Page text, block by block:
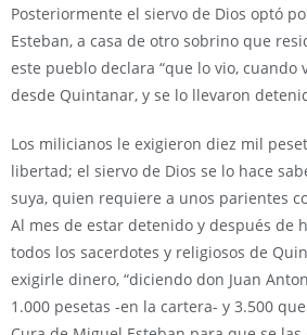
Posteriormente el siervo de Dios optó
Esteban, a casa de otro sobrino que
este pueblo declara “que lo vio, cuando
desde Quintanar, y se lo llevaron
Los milicianos le exigieron diez mil
libertad; el siervo de Dios se lo hace
suya, quien requiere a unos parientes
Al mes de estar detenido y después de
todos los sacerdotes y religiosos de
exigirle dinero, “diciendo don Juan
1.000 pesetas -en la cartera- y 3.500